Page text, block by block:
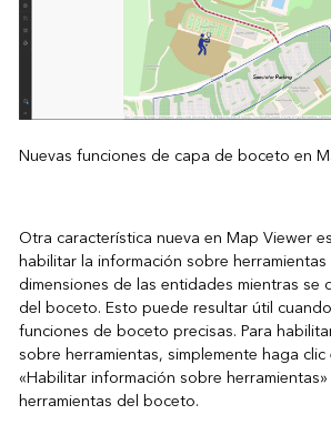
Nuevas funciones de capa de boceto en
Otra característica nueva en Map Viewer
habilitar la información sobre
dimensiones de las entidades mientras se
del boceto. Esto puede resultar útil
funciones de boceto precisas. Para
sobre herramientas, simplemente haga
«Habilitar información sobre
herramientas del boceto.